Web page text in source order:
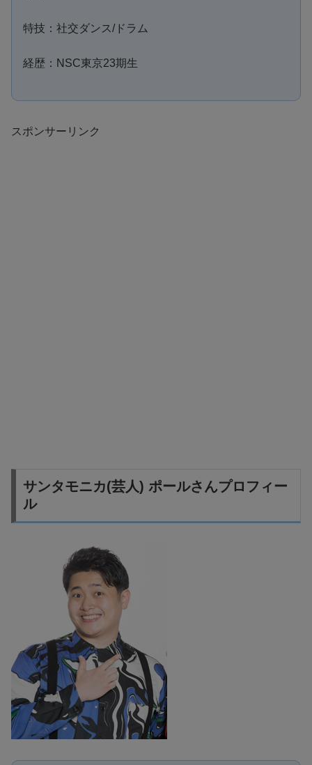
特技：社交ダンス/ドラム
経歴：NSC東京23期生
スポンサーリンク
サンタモニカ(芸人) ポールさんプロフィー
ル